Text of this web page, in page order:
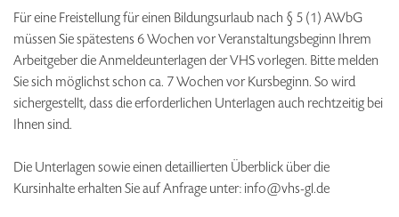
Für eine Freistellung für einen Bildungsurlaub nach § 5 (1) AWbG
müssen Sie spätestens 6 Wochen vor Veranstaltungsbeginn Ihrem
Arbeitgeber die Anmeldeunterlagen der VHS vorlegen. Bitte melden
Sie sich möglichst schon ca. 7 Wochen vor Kursbeginn. So wird
sichergestellt, dass die erforderlichen Unterlagen auch rechtzeitig bei
Ihnen sind.
Die Unterlagen sowie einen detaillierten Überblick über die
Kursinhalte erhalten Sie auf Anfrage unter: info@vhs-gl.de